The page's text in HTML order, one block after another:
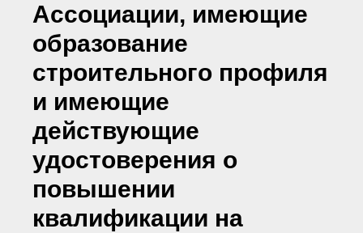
Ассоциации
«Сахалинстрой»
осуществляющих
строительный контроль
Застройщиков
● Реестр членов
Ассоциации, имеющие
образование
строительного профиля
и имеющие
действующие
удостоверения о
повышении
квалификации на